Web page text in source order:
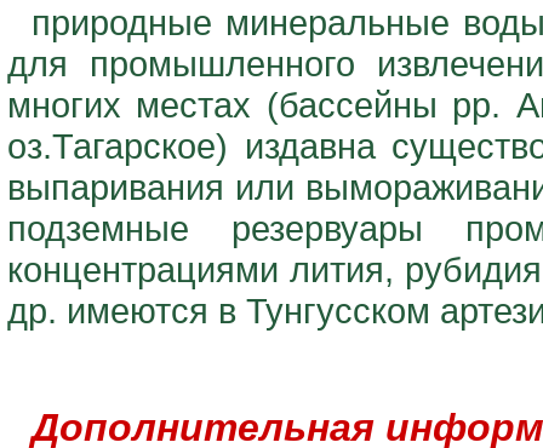
природные минеральные
для промышленного
многих местах (бассейны рр.
оз.Тагарское) издавна
выпаривания или
подземные резервуары
концентрациями лития,
др. имеются в Тунгусском
Дополнительная